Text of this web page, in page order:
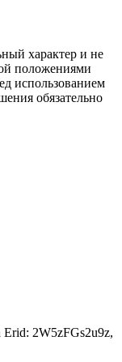
характер и не
положениями
использованием
обязательно
Erid: 2W5zFGs2u9z,